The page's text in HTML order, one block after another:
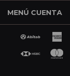
MENÚ CUENTA